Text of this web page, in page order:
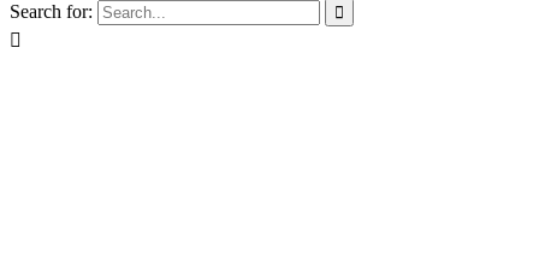
Search for: 
